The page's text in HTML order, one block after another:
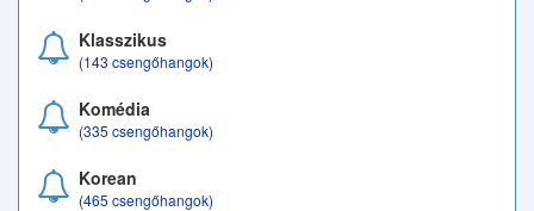
Klasszikus
(143 csengőhangok)
Komédia
(335 csengőhangok)
Korean
(465 csengőhangok)